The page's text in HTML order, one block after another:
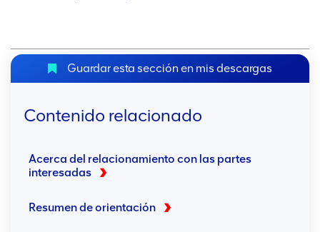
Guardar esta sección en mis descargas
Contenido relacionado
Acerca del relacionamiento con las partes
interesadas
Resumen de orientación